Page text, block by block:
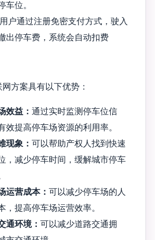
车位。
户通过注册免密支付方式，驶入
出停车费，系统会自动扣费
方案具有以下优势：
效益： 通过实时监测停车位信
效提高停车场资源的利用率。
现象： 可以帮助产权人找到快速
，减少停车时间，缓解城市停车
运营成本： 可以减少停车场的人
，提高停车场运营效率。
通环境： 可以减少道路交通拥